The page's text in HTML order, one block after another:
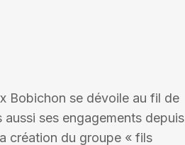
Bobichon se dévoile au fil de
ses engagements depuis
création du groupe « fils